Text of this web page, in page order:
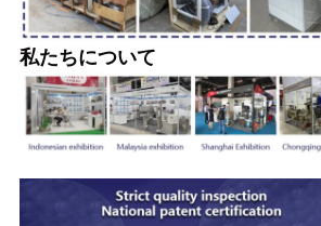
私たちについて